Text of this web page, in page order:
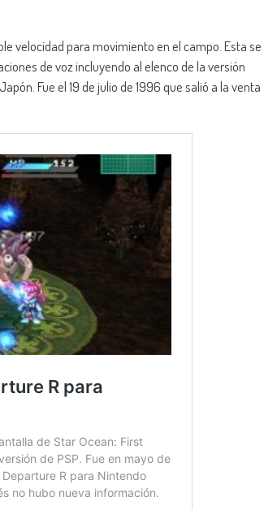
velocidad para movimiento en el campo. Esta se
de voz incluyendo al elenco de la versión
Fue el 19 de julio de 1996 que salió a la venta